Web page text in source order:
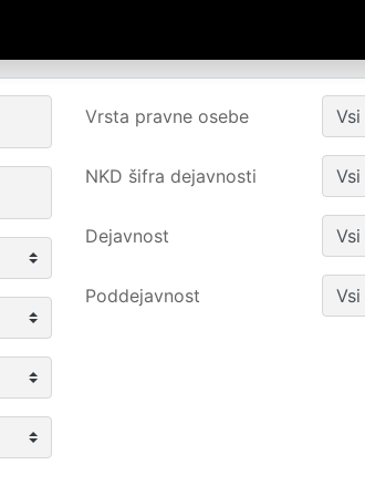
Vrsta pravne osebe
NKD šifra dejavnosti
Dejavnost
Poddejavnost